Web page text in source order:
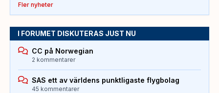
Fler nyheter
I FORUMET DISKUTERAS JUST NU
CC på Norwegian
2 kommentarer
SAS ett av världens punktligaste flygbolag
45 kommentarer